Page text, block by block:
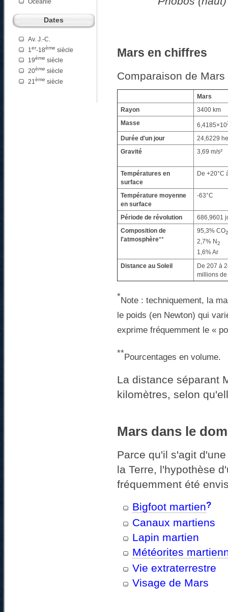
Océanie
Dates
Av. J.-C.
1 er-18ème siècle
19ème siècle
20ème siècle
21 ème siècle
Mars en chiffres
Comparaison de
Mars
Rayon
3400 km
Masse
6,4185×10
Durée d'un jour
24,6229
Gravité
3,69 m/s²
Températures en
surface
De +20°C
Température moyenne
en surface
-63°C
Période de révolution
686,9601
Composition de
l'atmosphère**
95,3% CO2
2,7% N2
1,6% Ar
Distance au Soleil
De 207 à
millions de
*Note : techniquement, la
le poids (en Newton) qui
exprime fréquemment le «
**Pourcentages en volume.
La distance séparant
kilomètres, selon
Mars dans le
Parce qu'il s'agit
la Terre, l'hypothèse
fréquemment été
Bigfoot martien?
Canaux martiens
Lapin martien
Météorites
Vie extraterrestre
Visage de Mars